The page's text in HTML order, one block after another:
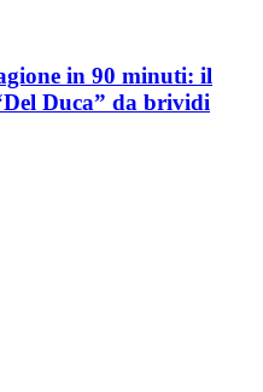
in 90 minuti: il
Duca” da brividi